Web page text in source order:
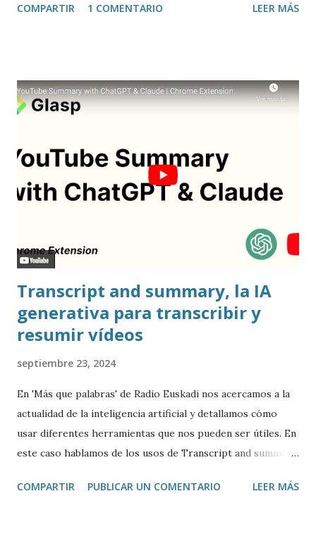
el creador de este portal. Descargar mp3
COMPARTIR 1 COMENTARIO LEER MÁS
Transcript and summary, la IA
generativa para transcribir y
resumir vídeos
septiembre 23, 2024
En 'Más que palabras' de Radio Euskadi nos acercamos a la
actualidad de la inteligencia artificial y detallamos cómo
usar diferentes herramientas que nos pueden ser útiles. En
este caso hablamos de los usos de Transcript and summary
transcribir y resumir los vídeos de Youtube, así como
COMPARTIR PUBLICAR UN COMENTARIO LEER MÁS